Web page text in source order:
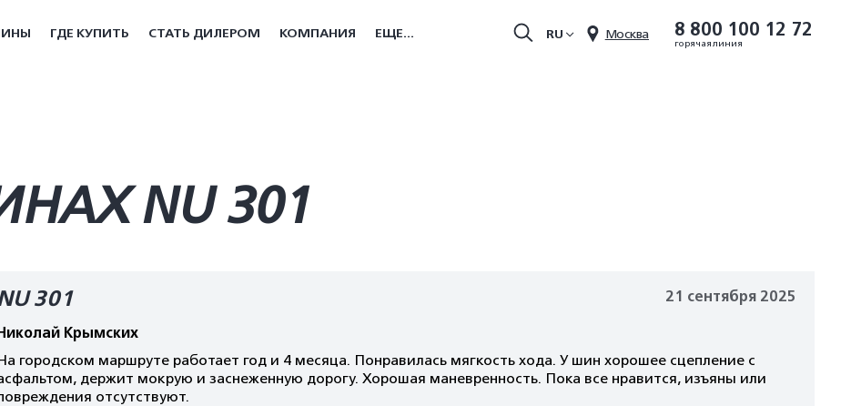
8 800 100 12 72
горячая линия
Москва
RU
ГДЕ КУПИТЬ СТАТЬ ДИЛЕРОМ КОМПАНИЯ ЕЩЕ...
NU 301
301
Крымских
21 сентября 2025
городском маршруте работает год и 4 месяца. Понравилась мягкость хода. У шин хорошее сцепление с
держит мокрую и заснеженную дорогу. Хорошая маневренность. Пока все нравится, изъяны или
отсутствуют.